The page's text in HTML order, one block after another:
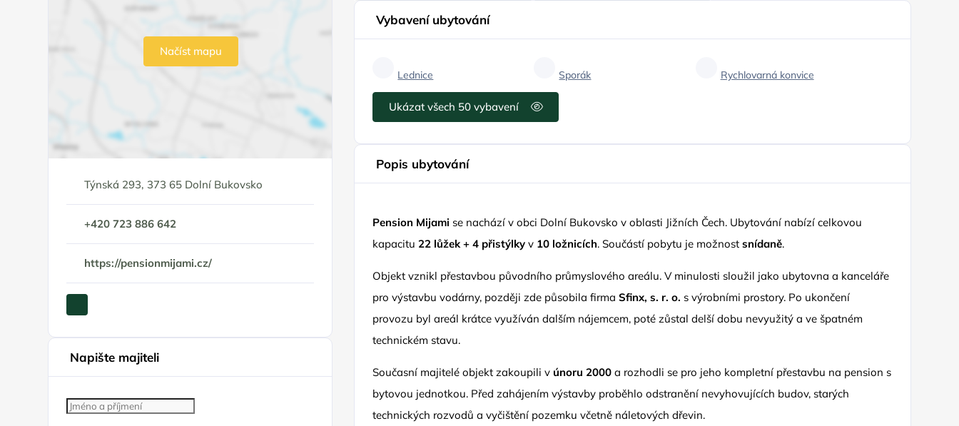
Načíst mapu
Týnská 293, 373 65 Dolní Bukovsko
+420 723 886 642
https://pensionmijami.cz/
Napište majiteli
Vybavení ubytování
Lednice Sporák Rychlovarná konvice
Ukázat všech 50 vybavení
Popis ubytování
Pension Mijami se nachází v obci Dolní Bukovsko v oblasti Jižních Čech. Ubytování nabízí celkovou
kapacitu22 lůžek + 4 přistýlky v 10 ložnicích. Součástí pobytu je možnostsnídaně.
Objekt vznikl přestavbou původního průmyslového areálu. V minulosti sloužil jako ubytovna a kanceláře
pro výstavbu vodárny, později zde působila firmaSfinx, s. r. o. s výrobními prostory. Po ukončení
provozu byl areál krátce využíván dalším nájemcem, poté zůstal delší dobu nevyužitý a ve špatném
technickém stavu.
Současní majitelé objekt zakoupili v únoru 2000 a rozhodli se pro jeho kompletní přestavbu na pension s
bytovou jednotkou. Před zahájením výstavby proběhlo odstranění nevyhovujících budov, starých
technických rozvodů a vyčištění pozemku včetně náletových dřevin.